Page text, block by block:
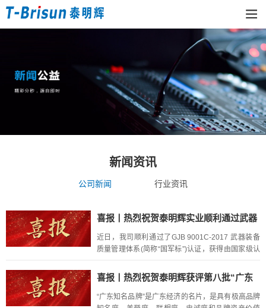
新闻资讯
公司新闻 行业资讯
喜报丨热烈祝贺泰明辉实业顺利通过武器
装备质量管理体系认证
近日，我司顺利通过了GJB 9001C-2017 武器装备
质量管理体系(简称“国军标”)认证，获得由国家级认
书》。武器装备质量管理体系认证（GJB9001C-2...
喜报丨热烈祝贺泰明辉获评第八批“广东
知名品牌”
“广东知名品牌”是广东经济的名片，是具有极高品牌